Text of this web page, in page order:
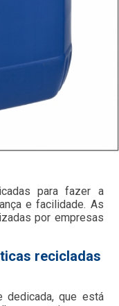
para fazer a
e facilidade. As
por empresas
recicladas
dedicada, que está